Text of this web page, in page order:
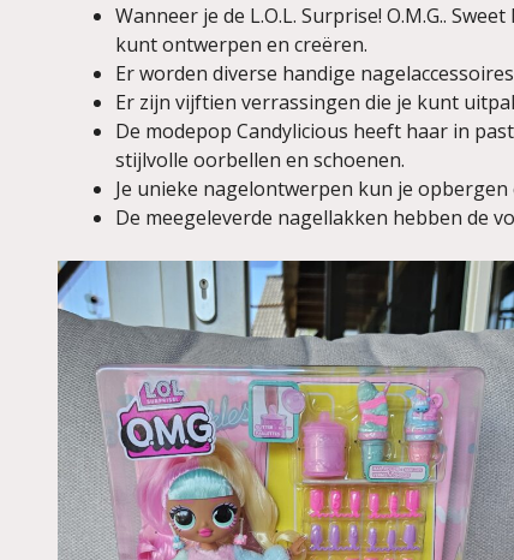
Wanneer je de L.O.L. Surprise! O.M.G..
kunt ontwerpen en creëren.
Er worden diverse handige
Er zijn vijftien verrassingen die je kunt
De modepop Candylicious heeft haar in
stijlvolle oorbellen en schoenen.
Je unieke nagelontwerpen kun je
De meegeleverde nagellakken hebben de